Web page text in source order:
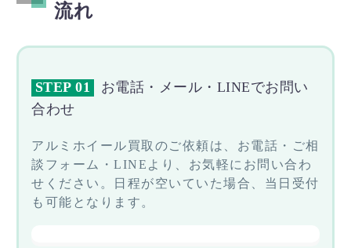
流れ
STEP 01
お電話・メール・LINEでお問い
合わせ
アルミホイール買取のご依頼は、お電話・ご相
談フォーム・LINEより、お気軽にお問い合わ
せください。日程が空いていた場合、当日受付
も可能となります。